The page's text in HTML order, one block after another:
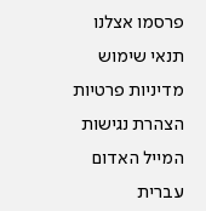
פרסמו אצלנו
תנאי שימוש
מדיניות פרטיות
הצהרת נגישות
המייל האדום
עברית